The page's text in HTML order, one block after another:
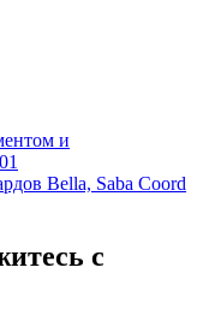
и
Bella, Saba Coord
с